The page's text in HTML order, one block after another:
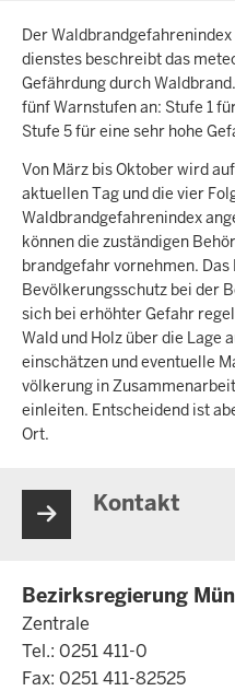
Der
dienstes beschreibt das
Gefährdung durch
fünf Warnstufen an: Stufe 1
Stufe 5 für eine sehr hohe
Von März bis Oktober wird
aktuellen Tag und die vier
Wald­brand­gefahren­index
können die zuständigen
brand­­gefahr vornehmen.
Bevölkerungsschutz bei der
sich bei erhöhter Gefahr
Wald und Holz über die Lage
einschätzen und even­tuelle
völkerung in
einleiten. Ent­scheidend ist
Ort.
Kontakt
Bezirksregierung
Zentrale
Tel.: 0251 411-0
Fax: 0251 411-82525